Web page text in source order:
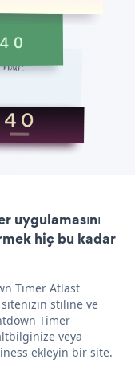
uygulamasını
hiç bu kadar
Timer Atlast
sitenizin stiline ve
Timer
veya
ekleyin bir site.